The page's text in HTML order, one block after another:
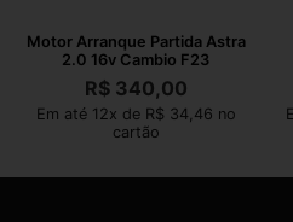
Motor Arranque Partida Astra
2.0 16v Cambio F23
R$340,00
Em até 12x de R$ 34,46 no
cartão